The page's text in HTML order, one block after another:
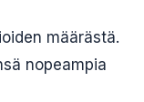
määrästä.
nopeampia